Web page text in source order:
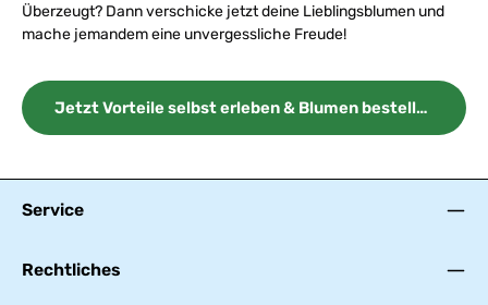
Überzeugt? Dann verschicke jetzt deine Lieblingsblumen und
mache jemandem eine unvergessliche Freude!
Jetzt Vorteile selbst erleben & Blumen bestellen
Service
Rechtliches